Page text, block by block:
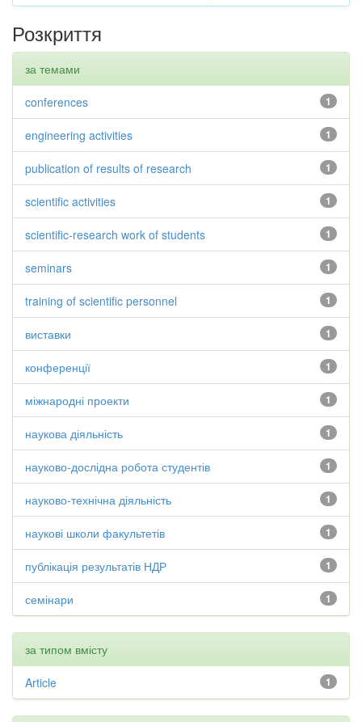
Розкриття
за темами
1
conferences
1
engineering activities
1
publication of results of research
1
scientific activities
1
scientific-research work of students
1
seminars
1
training of scientific personnel
1
виставки
1
конференції
1
міжнародні проекти
1
наукова діяльність
1
науково-дослідна робота студентів
1
науково-технічна діяльність
1
наукові школи факультетів
1
публікація результатів НДР
1
семінари
за типом вмісту
1
Article